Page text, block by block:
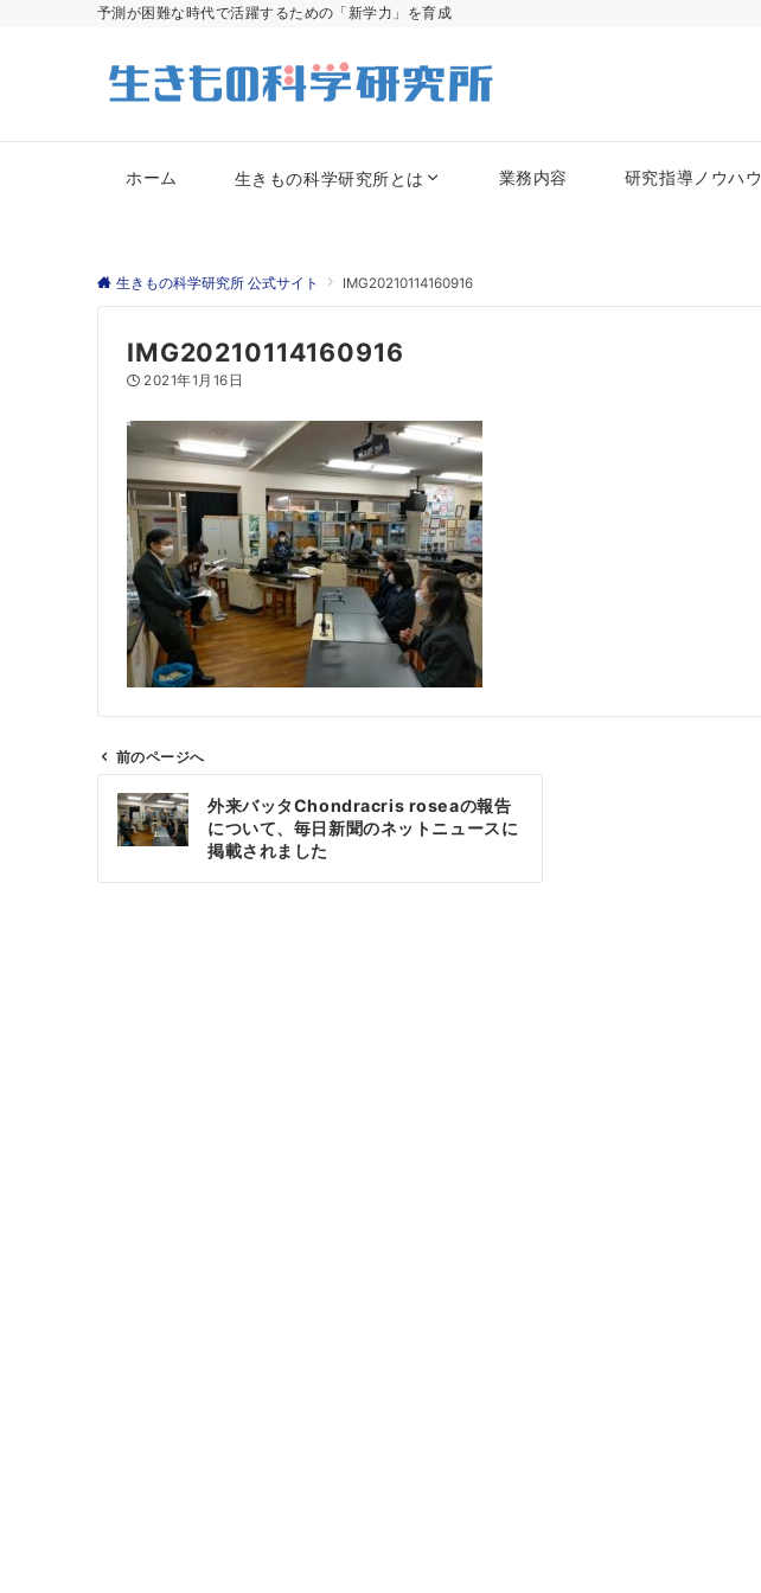
予測が困難な時代で活躍するための「新学力」を育成
ホーム 生きもの科学研究所とは 業務内容 研究指導ノウハウ
生きもの科学研究所 公式サイト IMG20210114160916
IMG20210114160916
2021年1月16日
前のページへ
外来バッタChondracris roseaの報告
について、毎日新聞のネットニュースに
掲載されました